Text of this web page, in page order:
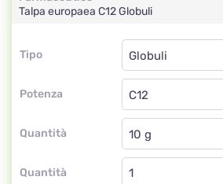
Talpa europaea C12Globuli
Tipo
Tipo
Potenza
Globuli
C12
Quantità
Globuli
Quantità